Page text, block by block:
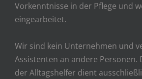
Vorkenntnisse in der Pflege und
eingearbeitet.
Wir sind kein Unternehmen und
Assistenten an andere Personen.
der Alltagshelfer dient